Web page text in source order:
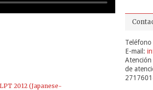
2012 (Japanese-
E-mail:
de